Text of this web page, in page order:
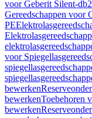
voor Geberit Silent-
Gereedschappen voor
PE
voor
bewerken
bewerkenToebehoren
bewerken